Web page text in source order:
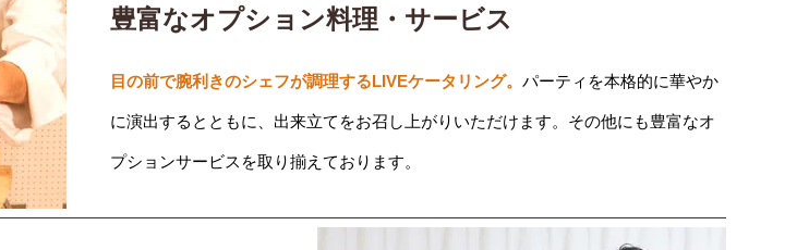
豊富なオプション料理・サービス
目の前で腕利きのシェフが調理するLIVEケータリング。 パーティを本格的に華やか
に演出するとともに、出来立てをお召し上がりいただけます。その他にも豊富なオ
プションサービスを取り揃えております。